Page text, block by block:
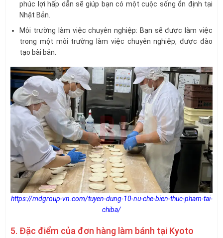
phúc lợi hấp dẫn sẽ giúp bạn có một cuộc sống ổn định tại
Nhật Bản.
Môi trường làm việc chuyên nghiệp: Bạn sẽ được làm việc
trong một môi trường làm việc chuyên nghiệp, được đào
tạo bài bản.
https://mdgroup-vn.com/tuyen-dung-10-nu-che-bien-thuc-pham-tai-
chiba/
5. Đặc điểm của đơn hàng làm bánh tại Kyoto